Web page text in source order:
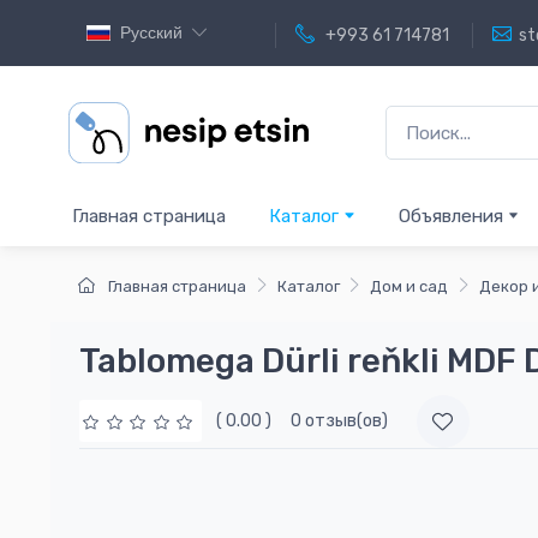
Русский +993 61 714781
Главная страница Каталог Объявления
Главная страница Каталог Дом и сад Декор
Tablomega Dürli reňkli MDF
( 0.00 ) 0 отзыв(ов)